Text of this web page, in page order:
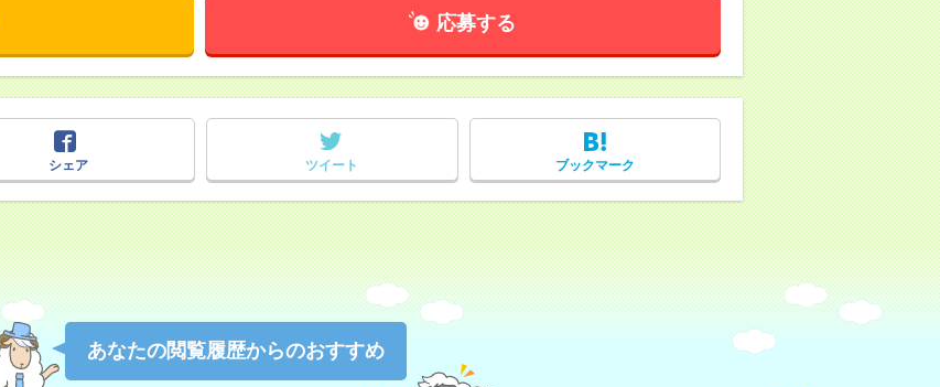
応募する
シェア
ツイート ブックマーク
あなたの閲覧履歴からのおすすめ